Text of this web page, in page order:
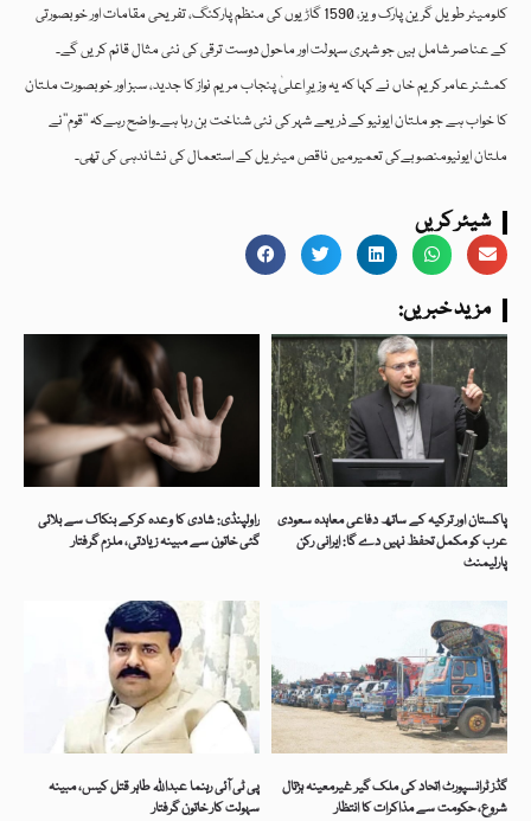
کلومیٹر طویل گرین پارک ویز، 1590 گاڑیوں کی منظم پارکنگ، تفریحی مقامات اور خوبصورتی
کے عناصر شامل ہیں جو شہری سہولت اور ماحول دوست ترقی کی نئی مثال قائم کریں گے۔
کمشنر عامر کریم خاں نے کہا کہ یہ وزیرِ اعلیٰ پنجاب مریم نواز کا جدید، سبز اور خوبصورت ملتان
کا خواب ہے جو ملتان ایونیو کے ذریعے شہر کی نئی شناخت بن رہا ہے۔واضح رہےکہ ’’قوم‘‘نے
ملتان ایونیومنصوبےکی تعمیرمیں ناقص میٹریل کے استعمال کی نشاندہی کی تھی۔
شیئر کریں
:مزید خبریں
راولپنڈی: شادی کا وعدہ کرکے بنکاک سے بلائی
گئی خاتون سے مبینہ زیادتی، ملزم گرفتار
پاکستان اور ترکیہ کے ساتھ دفاعی معاہدہ سعودی
عرب کو مکمل تحفظ نہیں دے گا: ایرانی رکن
پارلیمنٹ
پی ٹی آئی رہنما عبداللہ طاہر قتل کیس، مبینہ
سہولت کار خاتون گرفتار
گڈز ٹرانسپورٹ اتحاد کی ملک گیر غیرمعینہ ہڑتال
شروع، حکومت سے مذاکرات کا انتظار